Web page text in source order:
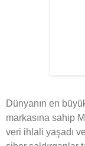
Dünyanın en
markasına sahip
veri ihlali yaşadı